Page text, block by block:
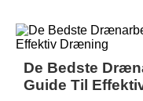
De Bedste
Guide Til